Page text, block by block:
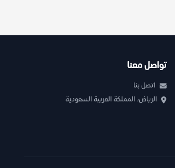
تواصل معنا
اتصل بنا
الرياض، المملكة العربية السعودية